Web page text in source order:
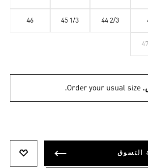
44 2/3
45 1/3
46
Order your usual size.
التسوق